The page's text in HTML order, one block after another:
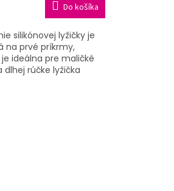
Do košíka
silikónovej lyžičky je
na prvé príkrmy,
ideálna pre maličké
rúčke lyžička